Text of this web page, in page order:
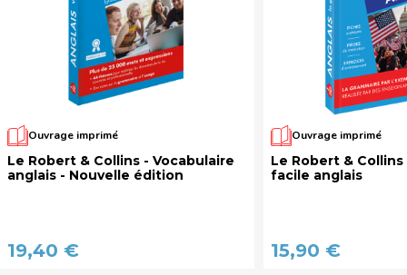
Ouvrage imprimé
Le Robert & Collins - Vocabulaire
anglais - Nouvelle édition
19,40 €
Ouvrage imprimé
Le Robert &
facile anglais
15,90 €